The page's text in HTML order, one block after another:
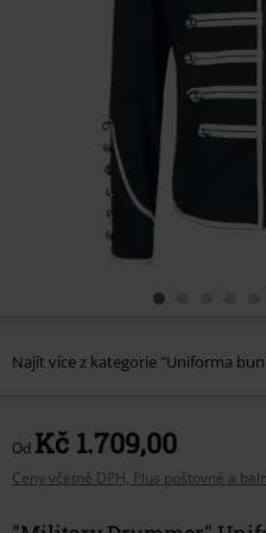
Najít více z kategorie "Uniforma
Od Kč 1.709,00
Ceny včetně DPH, Plus poštovné a